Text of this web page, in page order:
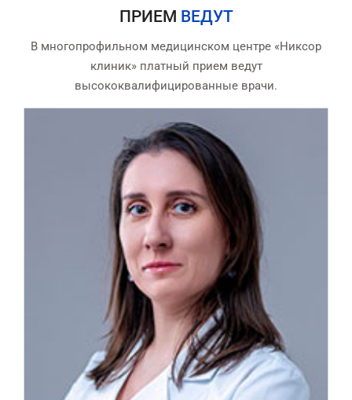
ПРИЕМ ВЕДУТ
В многопрофильном медицинском центре «Никсор
клиник» платный прием ведут
высококвалифицированные врачи.